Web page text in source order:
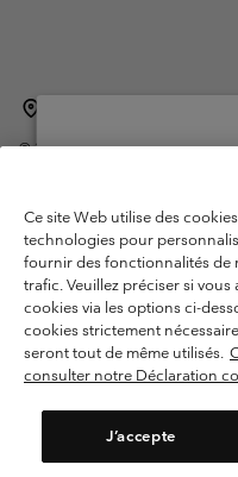
©2026Columbia Sportswear
Garanties Légales
Politique de
Conditions d'utilisation - Membres
Conditions D'utilisation -
Cookies
Service client: Lun - sam de 9h
Ce site Web utilise des
technologies pour
fournir des fonctionnalités de
trafic. Veuillez préciser si
cookies via les options ci-
cookies strictement
seront tout de même utilisés.
consulter notre Déclaration
J’accepte
Achats
United States
Belgium-English
Belgium-
Belgium-Dutch